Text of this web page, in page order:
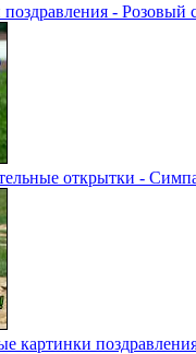
поздравления -
открытки -
картинки